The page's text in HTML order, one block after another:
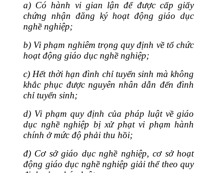
a) Có hành vi gian lận để được cấp giấy
chứng nhận đăng ký hoạt động giáo dục
nghề nghiệp;
b) Vi phạm nghiêm trọng quy định về tổ chức
hoạt động giáo dục nghề nghiệp;
c) Hết thời hạn đình chỉ tuyển sinh mà không
khắc phục được nguyên nhân dẫn đến đình
chỉ tuyển sinh;
d) Vi phạm quy định của pháp luật về giáo
dục nghề nghiệp bị xử phạt vi phạm hành
chính ở mức độ phải thu hồi;
đ) Cơ sở giáo dục nghề nghiệp, cơ sở hoạt
động giáo dục nghề nghiệp giải thể theo quy